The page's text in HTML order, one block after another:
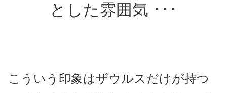
とした雰囲気 ･･･
こういう印象はザウルスだけが持つ